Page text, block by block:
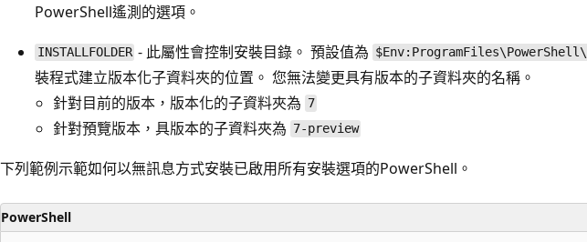
PowerShell遙測的選項。
INSTALLFOLDER - 此屬性會控制安裝目錄。 預設值為 $Env:ProgramFiles\PowerShell\
裝程式建立版本化子資料夾的位置。 您無法變更具有版本的子資料夾的名稱。
針對目前的版本，版本化的子資料夾為 7
針對預覽版本，具版本的子資料夾為 7-preview
下列範例示範如何以無訊息方式安裝已啟用所有安裝選項的PowerShell。
PowerShell